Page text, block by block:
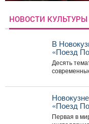
НОВОСТИ КУЛЬТУРЫ
В
«Поезд
Десять
световые
Великой...
«Поезд
Первая в